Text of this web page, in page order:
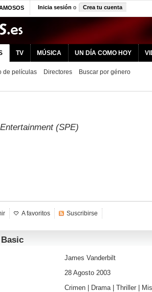
Inicia sesión o Crea tu cuenta
TV MÚSICA UN DÍA COMO HOY
de películas Directores Buscar por género
(SPE)
A favoritos Suscribirse
James Vanderbilt
28 Agosto 2003
Crimen Drama| Thriller